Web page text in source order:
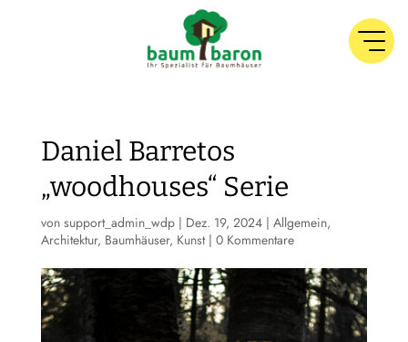
Daniel Barretos
„woodhouses“ Serie
von support_admin_wdp| Dez. 19, 2024| Allgemein,
Architektur, Baumhäuser, Kunst| 0 Kommentare